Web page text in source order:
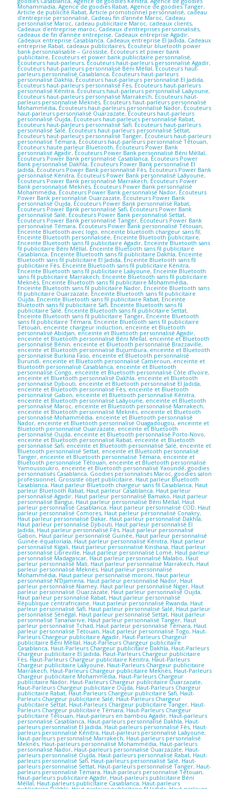
Mohammadia, Agence de goodies Rabat, Agence de goodies Tanger,
Article de publicité Rabat,Article promotionnel personnalisé, cadeau
d'entreprise personnalisé, Cadeau fin d'année Maroc, Cadeau
personnalisé Maroc, cadeau publicitaire Maroc, cadeaux clients,
Cadeaux d'entreprise maroc, Cadeaux d’entreprises personnalisés,
cadeaux de fin d’année entreprise, Cadeaux entreprise Agadir,
Cadeaux entreprise Casablanca, Cadeaux entreprise El Jadida, Cadeaux
entreprise Rabat, cadeaux publicitaires, Écouteur bluetooth power
bank personnalisable – Grossiste, Ecouteurs et power bank
publicitaire, Ecouteurs et power bank publicitaire personnalisé,
Écouteurs haut-parleurs, Écouteurs haut-parleurs personnalisé Agadir,
Écouteurs haut-parleurs personnalisé Béni Méllal, Écouteurs haut-
parleurs personnalisé Casablanca, Écouteurs haut-parleurs
personnalisé Dakhla, Écouteurs haut-parleurs personnalisé El Jadida,
Écouteurs haut-parleurs personnalisé Fès, Écouteurs haut-parleurs
personnalisé Kénitra, Écouteurs haut-parleurs personnalisé Laâyoune,
Écouteurs haut-parleurs personnalisé Marrakech, Écouteurs haut-
parleurs personnalisé Meknès, Écouteurs haut-parleurs personnalisé
Mohammédia, Écouteurs haut-parleurs personnalisé Nador, Écouteurs
haut-parleurs personnalisé Ouarzazate,Écouteurs haut-parleurs
personnalisé Oujda, Écouteurs haut-parleurs personnalisé Rabat,
Écouteurs haut-parleurs personnalisé Safi, Écouteurs haut-parleurs
personnalisé Salé, Écouteurs haut-parleurs personnalisé Settat,
Écouteurs haut-parleurs personnalisé Tanger, Écouteurs haut-parleurs
personnalisé Témara, Écouteurs haut-parleurs personnalisé Tétouan,
Écouteurs haute parleur Bluetooth, Écouteurs Power Bank
personnalisé Agadir, Écouteurs Power Bank personnalisé Béni Méllal,
Écouteurs Power Bank personnalisé Casablanca, Écouteurs Power
Bank personnalisé Dakhla, Écouteurs Power Bank personnalisé El
Jadida, Écouteurs Power Bank personnalisé Fès, Écouteurs Power Bank
personnalisé Kénitra, Écouteurs Power Bank personnalisé Laâyoune,
Écouteurs Power Bank personnalisé Marrakech, Écouteurs Power
Bank personnalisé Meknès, Écouteurs Power Bank personnalisé
Mohammédia, Écouteurs Power Bank personnalisé Nador, Écouteurs
Power Bank personnalisé Ouarzazate,Écouteurs Power Bank
personnalisé Oujda, Écouteurs Power Bank personnalisé Rabat,
Écouteurs Power Bank personnalisé Safi, Écouteurs Power Bank
personnalisé Salé, Écouteurs Power Bank personnalisé Settat,
Écouteurs Power Bank personnalisé Tanger, Écouteurs Power Bank
personnalisé Témara, Écouteurs Power Bank personnalisé Tétouan,
Enceinte Bluetooth avec logo, enceinte bluetooth chargeur sans fil,
Enceinte Bluetooth personnalisée, Enceinte Bluetooth publicitaire,
Enceinte Bluetooth sans fil publicitaire Agadir, Enceinte Bluetooth sans
fil publicitaire Béni Méllal, Enceinte Bluetooth sans fil publicitaire
Casablanca, Enceinte Bluetooth sans fil publicitaire Dakhla, Enceinte
Bluetooth sans fil publicitaire El Jadida, Enceinte Bluetooth sans fil
publicitaire Fès, Enceinte Bluetooth sans fil publicitaire Kénitra,
Enceinte Bluetooth sans fil publicitaire Laâyoune, Enceinte Bluetooth
sans fil publicitaire Marrakech, Enceinte Bluetooth sans fil publicitaire
Meknès, Enceinte Bluetooth sans fil publicitaire Mohammédia,
Enceinte Bluetooth sans fil publicitaire Nador, Enceinte Bluetooth sans
fil publicitaire Ouarzazate, Enceinte Bluetooth sans fil publicitaire
Oujda, Enceinte Bluetooth sans fil publicitaire Rabat, Enceinte
Bluetooth sans fil publicitaire Safi, Enceinte Bluetooth sans fil
publicitaire Salé, Enceinte Bluetooth sans fil publicitaire Settat,
Enceinte Bluetooth sans fil publicitaire Tanger, Enceinte Bluetooth
sans fil publicitaire Témara, Enceinte Bluetooth sans fil publicitaire
Tétouan, enceinte chargeur induction, enceinte et Bluetooth
personnalisé Abidjan, enceinte et Bluetooth personnalisé Agadir,
enceinte et Bluetooth personnalisé Béni Mellal, enceinte et Bluetooth
personnalisé Bénin, enceinte et Bluetooth personnalisé Brazzaville,
enceinte et Bluetooth personnalisé Bujumbura, enceinte et Bluetooth
personnalisé Burkina Faso, enceinte et Bluetooth personnalisé
Burundi, enceinte et Bluetooth personnalisé Cameroun, enceinte et
Bluetooth personnalisé Casablanca, enceinte et Bluetooth
personnalisé Congo, enceinte et Bluetooth personnalisé Côte d’Ivoire,
enceinte et Bluetooth personnalisé Dakhla,enceinte et Bluetooth
personnalisé Djibouti, enceinte et Bluetooth personnalisé El Jadida,
enceinte et Bluetooth personnalisé Fès, enceinte et Bluetooth
personnalisé Gabon, enceinte et Bluetooth personnalisé Kénitra,
enceinte et Bluetooth personnalisé Laâyoune, enceinte et Bluetooth
personnalisé Maroc, enceinte et Bluetooth personnalisé Marrakech,
enceinte et Bluetooth personnalisé Meknès, enceinte et Bluetooth
personnalisé Mohammédia, enceinte et Bluetooth personnalisé
Nador, enceinte et Bluetooth personnalisé Ouagadougou, enceinte et
Bluetooth personnalisé Ouarzazate, enceinte et Bluetooth
personnalisé Oujda, enceinte et Bluetooth personnalisé Porto-Novo,
enceinte et Bluetooth personnalisé Rabat, enceinte et Bluetooth
personnalisé Safi, enceinte et Bluetooth personnalisé Salé, enceinte et
Bluetooth personnalisé Settat, enceinte et Bluetooth personnalisé
Tanger, enceinte et Bluetooth personnalisé Témara, enceinte et
Bluetooth personnalisé Tétouan, enceinte et Bluetooth personnalisé
Yamoussoukro, enceinte et Bluetooth personnalisé Yaoundé, goodies
personnalisés Casablanca, Goodies personnalisés Maroc, goodies salon
professionnel, Grossiste objet publicitaire, Haut parleur Bluetooth
Casablanca, Haut parleur Bluetooth chargeur sans fil Casablanca, Haut
parleur Bluetooth Rabat, Haut parleur Casablanca, Haut parleur
personnalisé Agadir, Haut parleur personnalisé Bamako, Haut parleur
personnalisé Bangui, Haut parleur personnalisé Béni Méllal, Haut
parleur personnalisé Casablanca, Haut parleur personnalisé COD, Haut
parleur personnalisé Comores, Haut parleur personnalisé Conakry,
Haut parleur personnalisé Dakar, Haut parleur personnalisé Dakhla,
Haut parleur personnalisé Djibouti, Haut parleur personnalisé El
Jadida, Haut parleur personnalisé Fès, Haut parleur personnalisé
Gabon, Haut parleur personnalisé Guinée, Haut parleur personnalisé
Guinée-équatoriala, Haut parleur personnalisé Kénitra, Haut parleur
personnalisé Kigali, Haut parleur personnalisé Kinshasa, Haut parleur
personnalisé Libreville, Haut parleur personnalisé Lomé, Haut parleur
personnalisé Madagascar, Haut parleur personnalisé Malabo, Haut
parleur personnalisé Mali, Haut parleur personnalisé Marrakech, Haut
parleur personnalisé Meknès, Haut parleur personnalisé
Mohammédia, Haut parleur personnalisé moroni, Haut parleur
personnalisé N’Djamena, Haut parleur personnalisé Nador, Haut
parleur personnalisé Niamey, Haut parleur personnalisé Niger, Haut
parleur personnalisé Ouarzazate, Haut parleur personnalisé Oujda,
Haut parleur personnalisé Rabat, Haut parleur personnalisé
République centrafricaine, Haut parleur personnalisé Rwanda, Haut
parleur personnalisé Safi, Haut parleur personnalisé Salé, Haut parleur
personnalisé Sénégal, Haut parleur personnalisé Settat, Haut parleur
personnalisé Tananarive, Haut parleur personnalisé Tanger, Haut
parleur personnalisé Tchad, Haut parleur personnalisé Témara, Haut
parleur personnalisé Tétouan, Haut parleur personnalisé Togo, Haut-
Parleurs Chargeur publicitaire Agadir, Haut-Parleurs Chargeur
publicitaire Béni Méllal, Haut-Parleurs Chargeur publicitaire
Casablanca, Haut-Parleurs Chargeur publicitaire Dakhla, Haut-Parleurs
Chargeur publicitaire El Jadida, Haut-Parleurs Chargeur publicitaire
Fès, Haut-Parleurs Chargeur publicitaire Kénitra, Haut-Parleurs
Chargeur publicitaire Laâyoune, Haut-Parleurs Chargeur publicitaire
Marrakech, Haut-Parleurs Chargeur publicitaire Meknès, Haut-Parleurs
Chargeur publicitaire Mohammédia, Haut-Parleurs Chargeur
publicitaire Nador, Haut-Parleurs Chargeur publicitaire Ouarzazate,
Haut-Parleurs Chargeur publicitaire Oujda, Haut-Parleurs Chargeur
publicitaire Rabat, Haut-Parleurs Chargeur publicitaire Safi, Haut-
Parleurs Chargeur publicitaire Salé, Haut-Parleurs Chargeur
publicitaire Settat, Haut-Parleurs Chargeur publicitaire Tanger, Haut-
Parleurs Chargeur publicitaire Témara, Haut-Parleurs Chargeur
publicitaire Tétouan, Haut-parleurs en bambou Agadir, Haut-parleurs
personnalisé Casablanca, Haut-parleurs personnalisé Dakhla,Haut-
parleurs personnalisé El Jadida, Haut-parleurs personnalisé Fès, Haut-
parleurs personnalisé Kénitra, Haut-parleurs personnalisé Laâyoune,
Haut-parleurs personnalisé Marrakech, Haut-parleurs personnalisé
Meknès, Haut-parleurs personnalisé Mohammédia, Haut-parleurs
personnalisé Nador, Haut-parleurs personnalisé Ouarzazate, Haut-
parleurs personnalisé Oujda, Haut-parleurs personnalisé Rabat, Haut-
parleurs personnalisé Safi, Haut-parleurs personnalisé Salé, Haut-
parleurs personnalisé Settat, Haut-parleurs personnalisé Tanger, Haut-
parleurs personnalisé Témara, Haut-parleurs personnalisé Tétouan,
Haut-parleurs publicitaire Agadir, Haut-parleurs publicitaire Béni
Méllal , Haut-parleurs publicitaire Casablanca, Haut-parleurs